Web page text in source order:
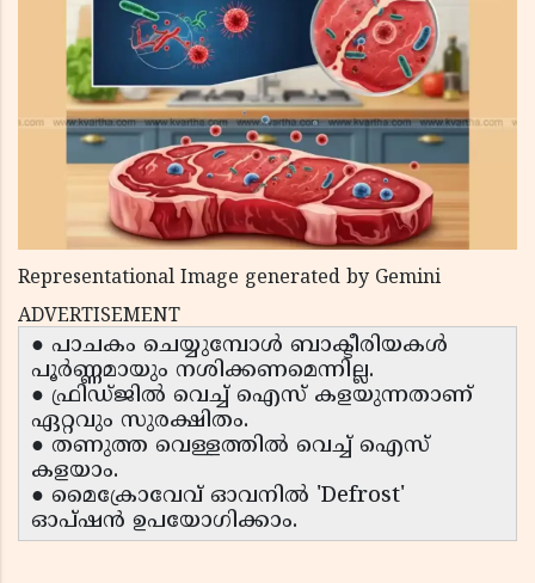
Representational Image generated by Gemini
ADVERTISEMENT
● പാചകം ചെയ്യുമ്പോൾ ബാക്ടീരിയകൾ
പൂർണ്ണമായും നശിക്കണമെന്നില്ല.
● ഫ്രിഡ്ജിൽ വെച്ച് ഐസ് കളയുന്നതാണ്
ഏറ്റവും സുരക്ഷിതം.
● തണുത്ത വെള്ളത്തിൽ വെച്ച് ഐസ്
കളയാം.
● മൈക്രോവേവ് ഓവനിൽ 'Defrost'
ഓപ്ഷൻ ഉപയോഗിക്കാം.